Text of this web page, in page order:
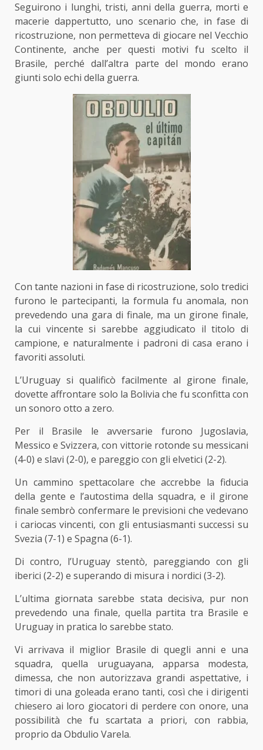
Seguirono i lunghi, tristi, anni della guerra, morti e
macerie dappertutto, uno scenario che, in fase di
ricostruzione, non permetteva di giocare nel Vecchio
Continente, anche per questi motivi fu scelto il
Brasile, perché dall’altra parte del mondo erano
giunti solo echi della guerra.
Con tante nazioni in fase di ricostruzione, solo tredici
furono le partecipanti, la formula fu anomala, non
prevedendo una gara di finale, ma un girone finale,
la cui vincente si sarebbe aggiudicato il titolo di
campione, e naturalmente i padroni di casa erano i
favoriti assoluti.
L’Uruguay si qualificò facilmente al girone finale,
dovette affrontare solo la Bolivia che fu sconfitta con
un sonoro otto a zero.
Per il Brasile le avversarie furono Jugoslavia,
Messico e Svizzera, con vittorie rotonde su messicani
(4-0) e slavi (2-0), e pareggio con gli elvetici (2-2).
Un cammino spettacolare che accrebbe la fiducia
della gente e l’autostima della squadra, e il girone
finale sembrò confermare le previsioni che vedevano
i cariocas vincenti, con gli entusiasmanti successi su
Svezia (7-1) e Spagna (6-1).
Di contro, l’Uruguay stentò, pareggiando con gli
iberici (2-2) e superando di misura i nordici (3-2).
L’ultima giornata sarebbe stata decisiva, pur non
prevedendo una finale, quella partita tra Brasile e
Uruguay in pratica lo sarebbe stato.
Vi arrivava il miglior Brasile di quegli anni e una
squadra, quella uruguayana, apparsa modesta,
dimessa, che non autorizzava grandi aspettative, i
timori di una goleada erano tanti, così che i dirigenti
chiesero ai loro giocatori di perdere con onore, una
possibilità che fu scartata a priori, con rabbia,
proprio da Obdulio Varela.